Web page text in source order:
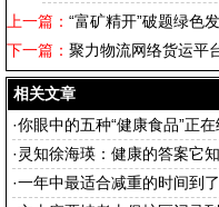
上一篇： “富矿精开”破题绿色
下一篇： 聚力物流网络货运平
相关文章
·你眼中的五种“健康食品”正在
· 灵知徐海瑛：健康的答案它
·一年中最适合减重的时间到